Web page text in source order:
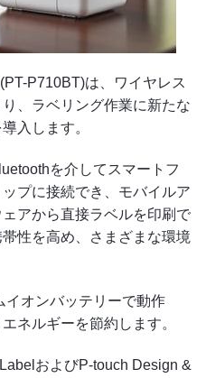
P710BT)は、ワイヤレス
、ラベリング作業に新たな
入します。
を介してスマートフ
プに接続でき、モバイルア
アから直接ラベルを印刷で
性を高め、さまざまな環境
イオンバッテリーで動作
ネルギーを節約します。
およびP-touch Design &